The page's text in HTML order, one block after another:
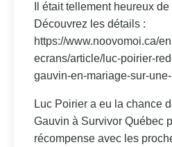
Il était tellement heureux
Découvrez les détails :
https://www.noovomoi.ca/
ecrans/article/luc-poirier-
gauvin-en-mariage-sur-
Luc Poirier a eu la chance
Gauvin à Survivor Québec
récompense avec les